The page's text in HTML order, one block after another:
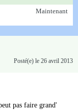
Maintenant
Posté(e) le 26 avril 2013
pas faire grand'